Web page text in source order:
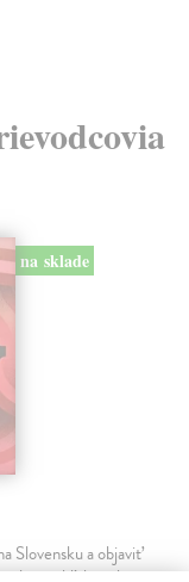
na sklade
Slovensku a objaviť